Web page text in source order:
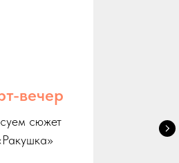
вечер
сюжет